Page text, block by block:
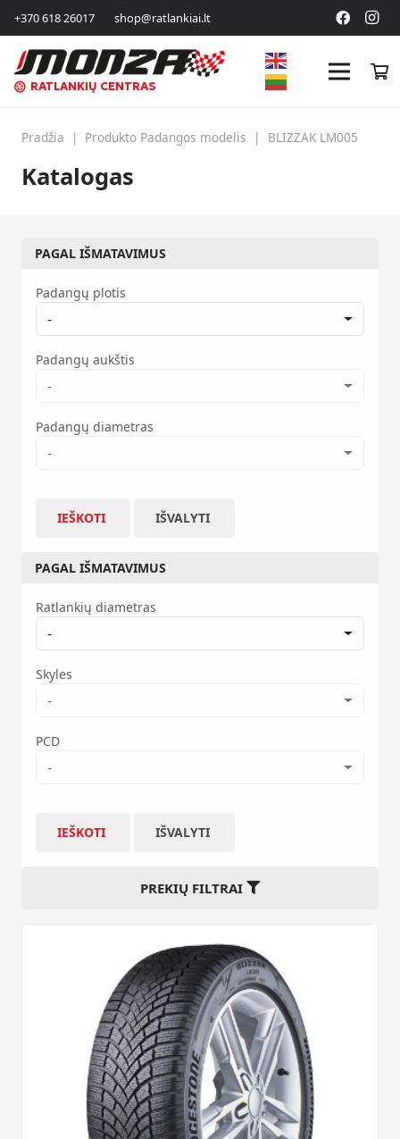
+370 618 26017 shop@ratlankiai.lt
RATLANKIŲ CENTRAS
Pradžia | Produkto Padangos modelis | BLIZZAK LM005
Katalogas
PAGAL IŠMATAVIMUS
Padangų plotis
-
Padangų aukštis
-
Padangų diametras
-
IEŠKOTI IŠVALYTI
PAGAL IŠMATAVIMUS
Ratlankių diametras
-
Skyles
-
PCD
-
IEŠKOTI IŠVALYTI
PREKIŲ FILTRAI